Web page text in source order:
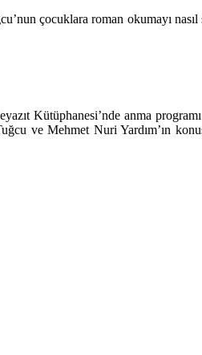
çocuklara roman okumayı
Kütüphanesi’nde anma
ve Mehmet Nuri Yardım’ın